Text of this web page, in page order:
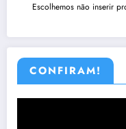
Escolhemos não inserir
CONFIRAM!